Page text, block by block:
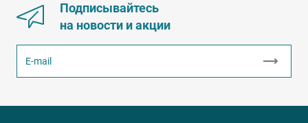
Подписывайтесь
на новости и акции